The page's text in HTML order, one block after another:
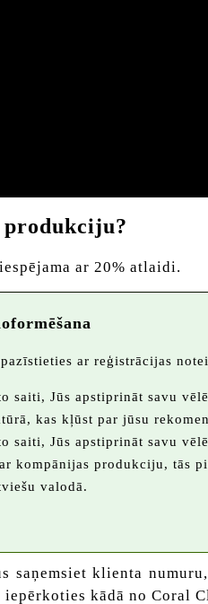
produkciju?
ar 20% atlaidi.
ar reģistrācijas
saiti, Jūs apstiprināt savu
kas kļūst par jūsu
saiti, Jūs apstiprināt savu
kompānijas produkciju, tās
valodā.
saņemsiet klienta
kādā no Coral